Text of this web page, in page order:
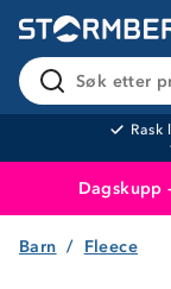
Søk etter
Rask
Dagskupp
Barn Fleece